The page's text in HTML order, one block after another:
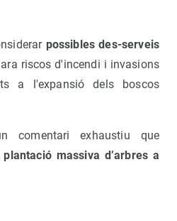
possibles des-serveis
riscos d'incendi i invasions
a l'expansió dels boscos
comentari exhaustiu que
massiva d’arbres a